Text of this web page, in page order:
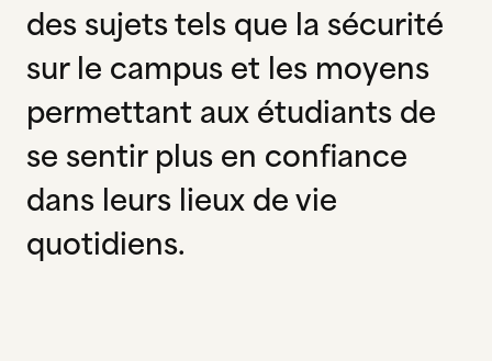
des sujets tels que la sécurité
sur le campus et les moyens
permettant aux étudiants de
se sentir plus en confiance
dans leurs lieux de vie
quotidiens.